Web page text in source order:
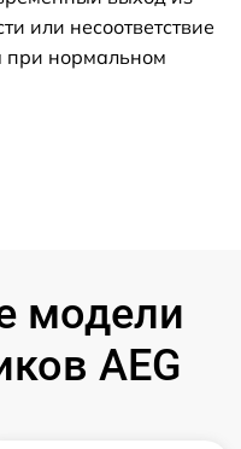
или несоответствие
при нормальном
модели
AEG